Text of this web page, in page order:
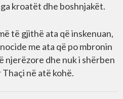
kroatët dhe boshnjakët.
të gjithë ata që inskenuan,
me ata që po mbronin
njerëzore dhe nuk i shërben
në atë kohë.